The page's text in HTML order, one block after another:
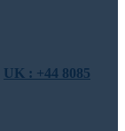
UK : +44 8085